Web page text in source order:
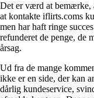
Det er værd at bemærke,
at kontakte iflirts.coms
men har haft ringe
refunderet de penge, de
årsag.
Ud fra de mange
ikke er en side, der kan
dårlig kundeservice,